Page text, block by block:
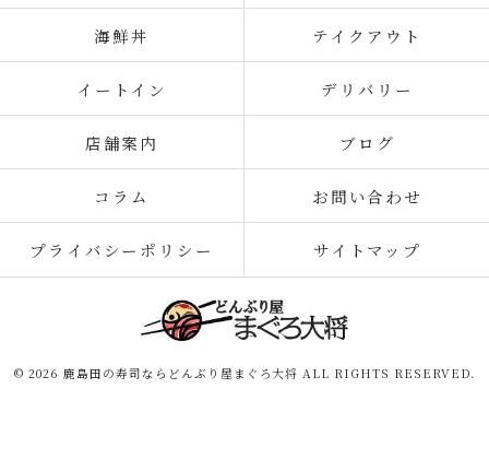
海鮮丼 テイクアウト
イートイン デリバリー
店舗案内 ブログ
コラム お問い合わせ
プライバシーポリシー サイトマップ
© 2026 鹿島田の寿司ならどんぶり屋まぐろ大将 ALL RIGHTS RESERVED.